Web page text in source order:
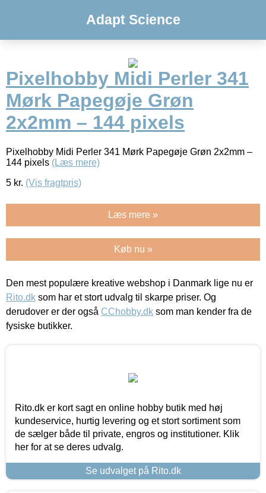
Adapt Science
Pixelhobby Midi Perler 341
Mørk Papegøje Grøn
2x2mm – 144 pixels
Pixelhobby Midi Perler 341 Mørk Papegøje Grøn 2x2mm –
144 pixels (Læs mere)
5 kr. (Vis fragtpris)
Læs mere »
Køb nu »
Den mest populære kreative webshop i Danmark lige nu er
Rito.dk som har et stort udvalg til skarpe priser. Og
derudover er der også CChobby.dk som man kender fra de
fysiske butikker.
Rito.dk er kort sagt en online hobby butik med høj
kundeservice, hurtig levering og et stort sortiment som
de sælger både til private, engros og institutioner. Klik
her for at se deres udvalg.
Se udvalget på Rito.dk